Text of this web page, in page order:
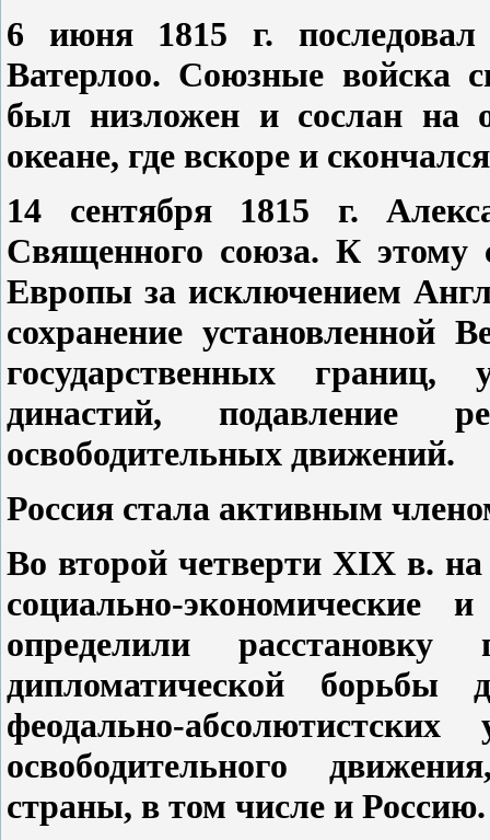
6 июня 1815 г.
Ватерлоо. Союзные войска
был низложен и сослан на
океане, где вскоре и
14 сентября 1815 г.
Священного союза. К этому
Европы за исключением
сохранение установленной
государственных границ,
династий, подавление
освободительных движений.
Россия стала активным
Во второй четверти XIX в.
социально-экономические
определили
дипломатической
феодально-
освободительного
страны, в том числе и Россию.